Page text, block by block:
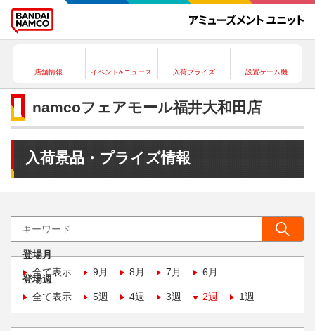
店舗情報 イベント&ニュース 入荷プライズ 設置ゲーム機
namcoフェアモール福井大和田店
入荷景品・プライズ情報
登場月
全て表示
9月 8月 7月 6月
登場週
全て表示
5週 4週 3週 2週 1週